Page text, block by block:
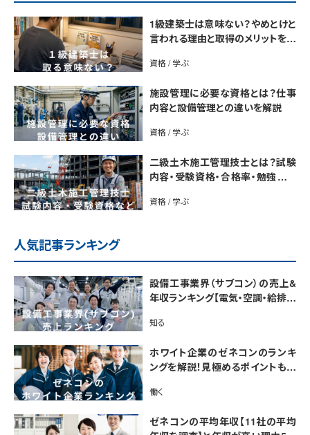
1級建築士は意味ない？やめとけと
言われる理由と取得のメリットを解
資格 / 学ぶ
施設管理に必要な資格とは？仕事
内容と設備管理との違いを解説
資格 / 学ぶ
二級土木施工管理技士とは？試験
内容・受験資格・合格率・勉強法を
資格 / 学ぶ
人気記事ランキング
設備工事業界（サブコン）の売上&
年収ランキング【電気・空調・給排水
市場規模も解説
知る
ホワイト企業のゼネコンのランキ
ングを解説！見極めるポイントも紹
働く
ゼネコンの平均年収【11社の平均